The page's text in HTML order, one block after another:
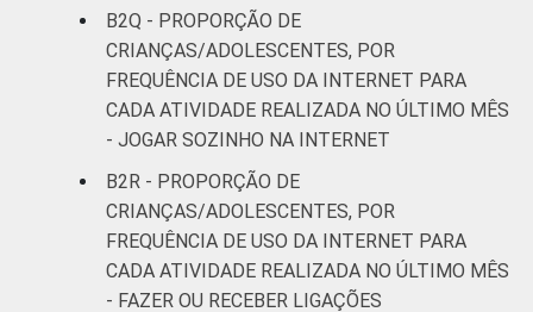
B2Q - PROPORÇÃO DE
CRIANÇAS/ADOLESCENTES, POR
FREQUÊNCIA DE USO DA INTERNET PARA
CADA ATIVIDADE REALIZADA NO ÚLTIMO MÊS
- JOGAR SOZINHO NA INTERNET
B2R - PROPORÇÃO DE
CRIANÇAS/ADOLESCENTES, POR
FREQUÊNCIA DE USO DA INTERNET PARA
CADA ATIVIDADE REALIZADA NO ÚLTIMO MÊS
- FAZER OU RECEBER LIGAÇÕES